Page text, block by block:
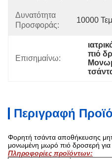
Δυνατότητα
Προσφοράς:
10000
Επισημαίνω:
πιό
Περιγραφή
Φορητή τσάντα αποθήκευσης
μονωμένη μωρό πιό δροσερή
Πληροφορίες προϊόντων: